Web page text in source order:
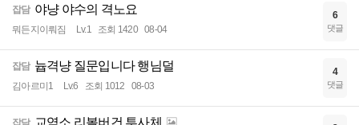
잡담 야냥 야수의 격노요
뭐든지이뤄짐 Lv.1 조회 1420 08-04
6
댓글
잡담 늅격냥 질문입니다 행님덜
김아르미1 Lv.6 조회 1012 08-03
4
댓글
잡담 교역소 리볼버건 투사체